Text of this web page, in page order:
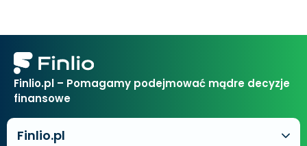
Finlio.pl – Pomagamy podejmować mądre decyzje
finansowe
Finlio.pl